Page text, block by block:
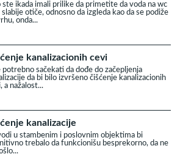
ste ikada imali prilike da primetite da voda na wc
slabije otiče, odnosno da izgleda kao da se podiže
onda...
kanalizacionih cevi
potrebno sačekati da dođe do začepljenja
da bi bilo izvršeno čišćenje kanalizacionih
a nažalost...
kanalizacije
u stambenim i poslovnim objektima bi
trebalo da funkcionišu besprekorno, da ne